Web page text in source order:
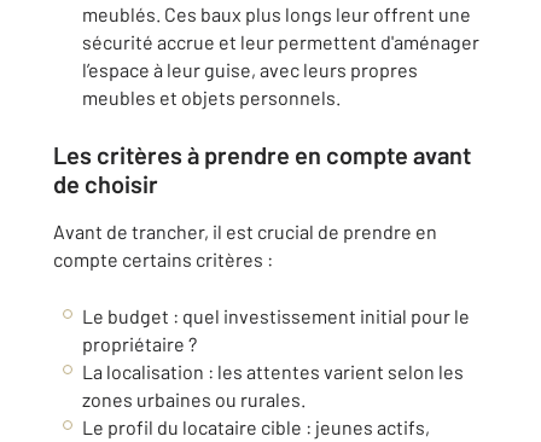
meublés. Ces baux plus longs leur offrent une
sécurité accrue et leur permettent d'aménager
l’espace à leur guise, avec leurs propres
meubles et objets personnels.
Les critères à prendre en compte avant
de choisir
Avant de trancher, il est crucial de prendre en
compte certains critères :
Le budget : quel investissement initial pour le
propriétaire ?
La localisation : les attentes varient selon les
zones urbaines ou rurales.
Le profil du locataire cible : jeunes actifs,